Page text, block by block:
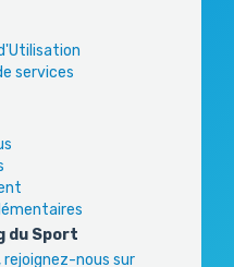
services
du Sport
nous sur